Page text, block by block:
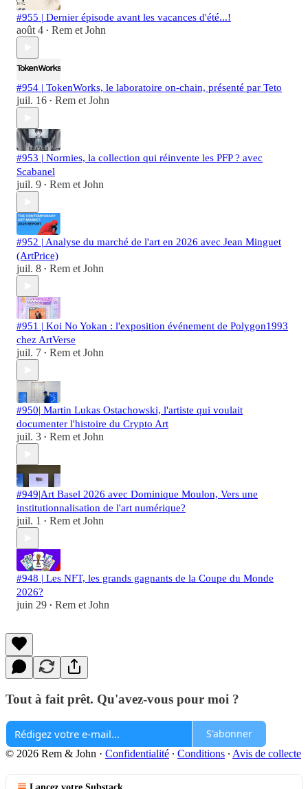
#955 | Dernier épisode avant les vacances d'été...!
août 4 • Rem et John
#954 | TokenWorks, le laboratoire on-chain, présenté par Teto
juil. 16 • Rem et John
#953 | Normies, la collection qui réinvente les PFP ? avec
Scabanel
juil. 9 • Rem et John
#952 | Analyse du marché de l'art en 2026 avec Jean Minguet
(ArtPrice)
juil. 8 • Rem et John
#951 | Koi No Yokan : l'exposition événement de Polygon1993
chez ArtVerse
juil. 7 • Rem et John
#950| Martin Lukas Ostachowski, l'artiste qui voulait
documenter l'histoire du Crypto Art
juil. 3 • Rem et John
#949|Art Basel 2026 avec Dominique Moulon, Vers une
institutionnalisation de l'art numérique?
juil. 1 • Rem et John
#948 | Les NFT, les grands gagnants de la Coupe du Monde
2026?
juin 29 • Rem et John
Tout à fait prêt. Qu'avez-vous pour moi ?
S'abonner
© 2026 Rem & John · Confidentialité ∙ Conditions ∙ Avis de collecte